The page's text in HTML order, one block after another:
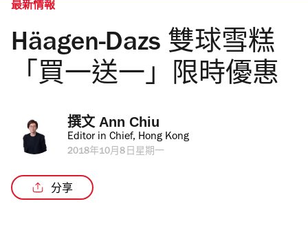
最新情報
Häagen-Dazs 雙球雪糕
「買一送一」限時優惠
撰文 Ann Chiu
Editor in Chief, Hong Kong
2018年10月8日星期一
分享